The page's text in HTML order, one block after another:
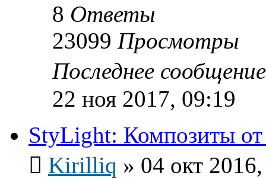
8 Ответы
23099 Просмотры
Последнее
22 ноя 2017, 09:19
StyLight: Композиты
Kirilliq » 04 окт